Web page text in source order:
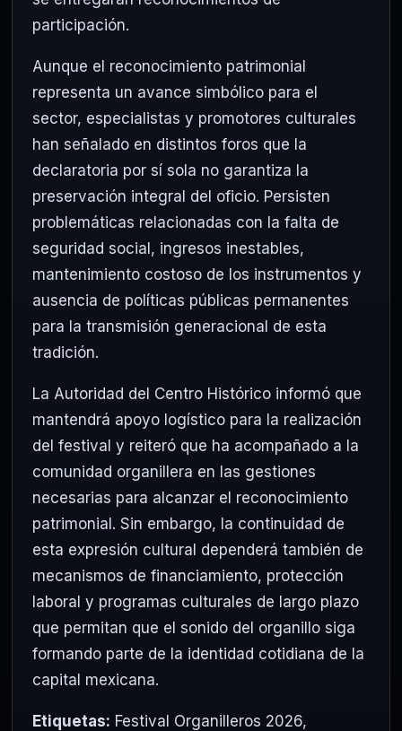
participación.
Aunque el reconocimiento patrimonial
representa un avance simbólico para el
sector, especialistas y promotores culturales
han señalado en distintos foros que la
declaratoria por sí sola no garantiza la
preservación integral del oficio. Persisten
problemáticas relacionadas con la falta de
seguridad social, ingresos inestables,
mantenimiento costoso de los instrumentos y
ausencia de políticas públicas permanentes
para la transmisión generacional de esta
tradición.
La Autoridad del Centro Histórico informó que
mantendrá apoyo logístico para la realización
del festival y reiteró que ha acompañado a la
comunidad organillera en las gestiones
necesarias para alcanzar el reconocimiento
patrimonial. Sin embargo, la continuidad de
esta expresión cultural dependerá también de
mecanismos de financiamiento, protección
laboral y programas culturales de largo plazo
que permitan que el sonido del organillo siga
formando parte de la identidad cotidiana de la
capital mexicana.
Etiquetas: Festival Organilleros 2026,